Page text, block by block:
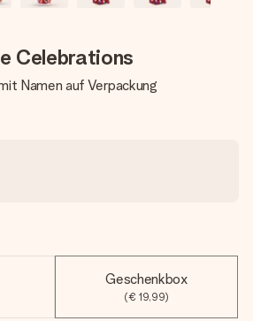
Celebrations
Namen auf Verpackung
Geschenkbox
(€ 19,99)